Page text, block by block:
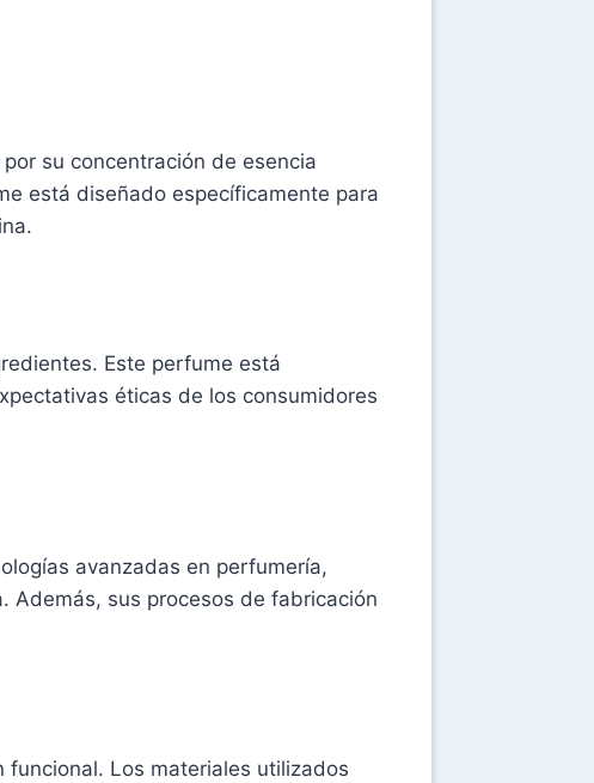
su concentración de esencia
está diseñado específicamente para
Este perfume está
éticas de los consumidores
avanzadas en perfumería,
Además, sus procesos de fabricación
Los materiales utilizados